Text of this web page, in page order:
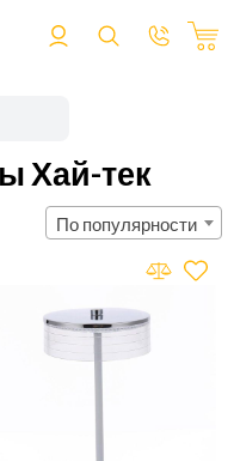
Хай-тек
По популярности